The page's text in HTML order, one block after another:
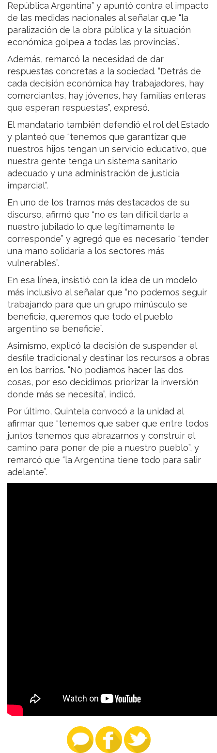
República Argentina” y apuntó contra el impacto
de las medidas nacionales al señalar que “la
paralización de la obra pública y la situación
económica golpea a todas las provincias”.
Además, remarcó la necesidad de dar
respuestas concretas a la sociedad. “Detrás de
cada decisión económica hay trabajadores, hay
comerciantes, hay jóvenes, hay familias enteras
que esperan respuestas”, expresó.
El mandatario también defendió el rol del Estado
y planteó que “tenemos que garantizar que
nuestros hijos tengan un servicio educativo, que
nuestra gente tenga un sistema sanitario
adecuado y una administración de justicia
imparcial”.
En uno de los tramos más destacados de su
discurso, afirmó que “no es tan difícil darle a
nuestro jubilado lo que legítimamente le
corresponde” y agregó que es necesario “tender
una mano solidaria a los sectores más
vulnerables”.
En esa línea, insistió con la idea de un modelo
más inclusivo al señalar que “no podemos seguir
trabajando para que un grupo minúsculo se
beneficie, queremos que todo el pueblo
argentino se beneficie”.
Asimismo, explicó la decisión de suspender el
desfile tradicional y destinar los recursos a obras
en los barrios. “No podíamos hacer las dos
cosas, por eso decidimos priorizar la inversión
donde más se necesita”, indicó.
Por último, Quintela convocó a la unidad al
afirmar que “tenemos que saber que entre todos
juntos tenemos que abrazarnos y construir el
camino para poner de pie a nuestro pueblo”, y
remarcó que “la Argentina tiene todo para salir
adelante”.